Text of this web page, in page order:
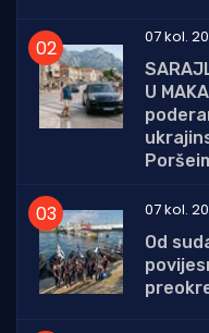
07 kol.
U
07 kol.
Od